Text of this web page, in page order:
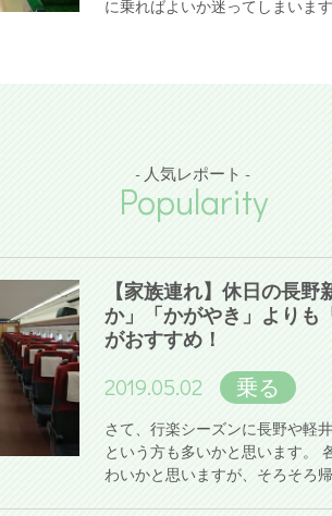
に乗ればよいか迷ってしまいます
- 人気レポート -
Popularity
【家族連れ】休日の長野
か」「かがやき」よりも
がおすすめ！
2019.05.02 乗る
さて、行楽シーズンに長野や軽
という方も多いかと思います。
わいかと思いますが、そろそろ